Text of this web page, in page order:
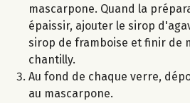
mascarpone. Quand la
épaissir, ajouter le sirop
sirop de framboise et finir de
chantilly.
Au fond de chaque verre,
au mascarpone.